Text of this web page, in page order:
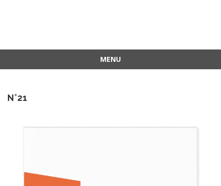
MENU
contenu
N°21